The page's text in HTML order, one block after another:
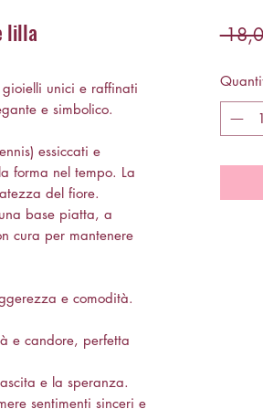
lilla
unici e raffinati
e simbolico.
essiccati e
forma nel tempo. La
del fiore.
base piatta, a
cura per mantenere
e comodità.
e candore, perfetta
e la speranza.
sentimenti sinceri e